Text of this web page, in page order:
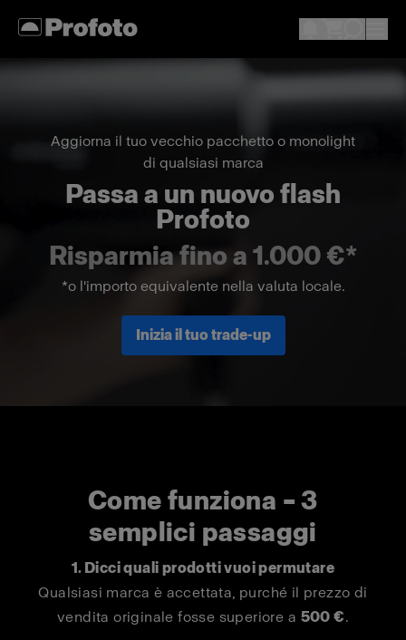
Aggiorna il tuo vecchio pacchetto o monolight
di qualsiasi marca
Passa a un nuovo flash
Profoto
Risparmia fino a 1.000 €*
*o l'importo equivalente nella valuta locale.
Inizia il tuo trade-up
Come funziona – 3
semplici passaggi
1. Dicci quali prodotti vuoi permutare
Qualsiasi marca è accettata, purché il prezzo di
vendita originale fosse superiore a 500 €.